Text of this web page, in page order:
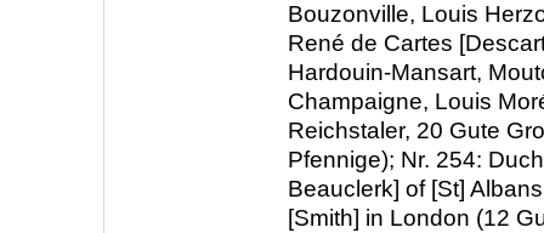
Bouzonville, Louis
René de Cartes
Hardouin-Mansart,
Champaigne, Louis
Reichstaler, 20 Gute
Pfennige); Nr. 254:
Beauclerk] of [St]
[Smith] in London (12